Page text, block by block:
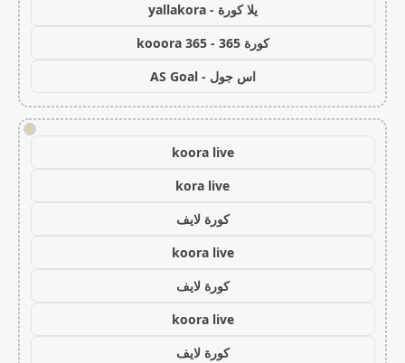
يلا كورة - yallakora
كورة 365 - kooora 365
اس جول - AS Goal
!
koora live
kora live
كورة لايف
koora live
كورة لايف
koora live
كورة لايف